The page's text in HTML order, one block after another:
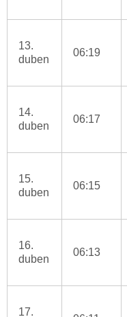
13.
duben
06:19
14.
duben
06:17
15.
duben
06:15
16.
duben
06:13
17.